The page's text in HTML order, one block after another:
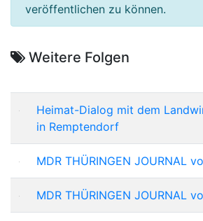
veröffentlichen zu können.
Weitere Folgen
Heimat-Dialog mit dem
in Remptendorf
MDR THÜRINGEN JOURNAL
MDR THÜRINGEN JOURNAL